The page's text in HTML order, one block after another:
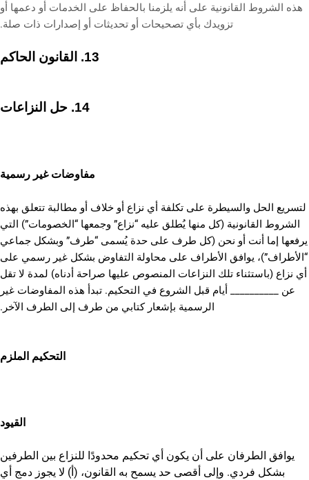
هذه الشروط القانونية على أنه يلزمنا بالحفاظ على الخدمات أو دعمها أو
تزويدك بأي تصحيحات أو تحديثات أو إصدارات ذات صلة.
13. القانون الحاكم
14. حل النزاعات
مفاوضات غير رسمية
لتسريع الحل والسيطرة على تكلفة أي نزاع أو خلاف أو مطالبة تتعلق بهذه
الشروط القانونية (كل منها يُطلق عليه “نزاع” وجمعها “الخصومات”) التي
يرفعها إما أنت أو نحن (كل طرف على حدة يُسمى “طرف” وبشكل جماعي
“الأطراف”)، يوافق الأطراف على محاولة التفاوض بشكل غير رسمي على
أي نزاع (باستثناء تلك النزاعات المنصوص عليها صراحة أدناه) لمدة لا تقل
عن __________ أيام قبل الشروع في التحكيم. تبدأ هذه المفاوضات غير
الرسمية بإشعار كتابي من طرف إلى الطرف الآخر.
التحكيم الملزم
القيود
يوافق الطرفان على أن يكون أي تحكيم محدودًا للنزاع بين الطرفين
بشكل فردي. وإلى أقصى حد يسمح به القانون، (أ) لا يجوز دمج أي